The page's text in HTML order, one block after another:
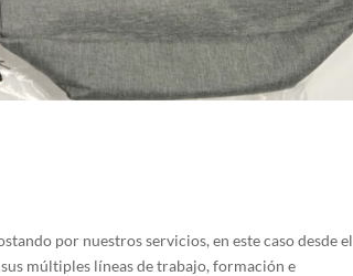
por nuestros servicios, en este caso desde el
múltiples líneas de trabajo, formación e